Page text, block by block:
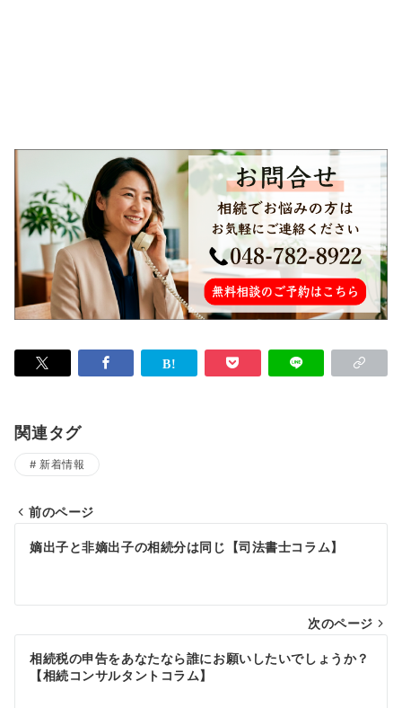
関連タグ
新着情報
投
ビ
ゲ
前のページ
嫡出子と非嫡出子の相続分は同じ【司法書士コラム】
次のページ
相続税の申告をあなたなら誰にお願いしたいでしょうか？
【相続コンサルタントコラム】